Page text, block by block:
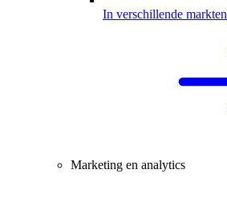
In verschillende markten
Marketing en analytics